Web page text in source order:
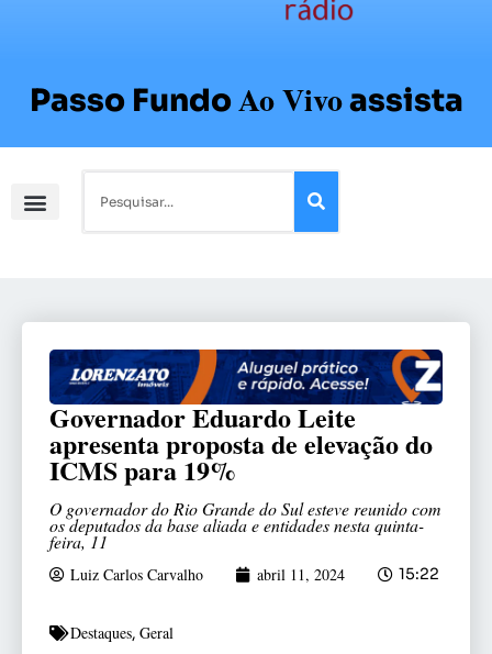
Passo FundoAo Vivoassista
Governador Eduardo Leite
apresenta proposta de elevação do
ICMS para 19%
O governador do Rio Grande do Sul esteve reunido com
os deputados da base aliada e entidades nesta quinta-
feira, 11
Luiz Carlos Carvalho abril 11, 2024 15:22
Destaques, Geral